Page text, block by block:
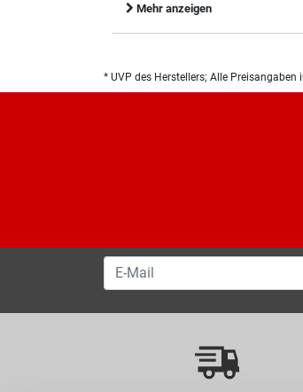
Mehr anzeigen
* UVP des Herstellers; Alle Preisangaben